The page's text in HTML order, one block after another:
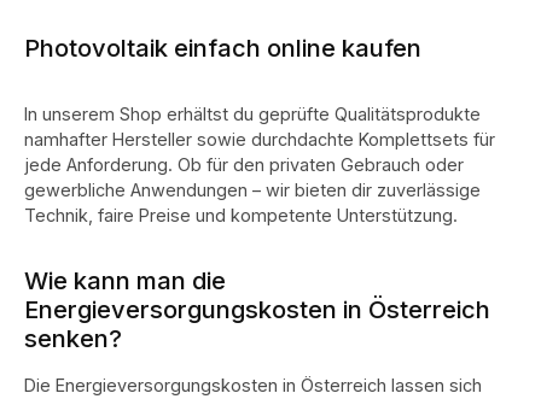
Photovoltaik einfach online kaufen
In unserem Shop erhältst du geprüfte Qualitätsprodukte
namhafter Hersteller sowie durchdachte Komplettsets für
jede Anforderung. Ob für den privaten Gebrauch oder
gewerbliche Anwendungen – wir bieten dir zuverlässige
Technik, faire Preise und kompetente Unterstützung.
Wie kann man die
Energieversorgungskosten in Österreich
senken?
Die Energieversorgungskosten in Österreich lassen sich